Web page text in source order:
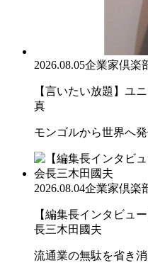
2026.08.05企業家倶楽
【言いたい放題】ユ
真
モンゴルから世界へ
2026.08.04企業家倶楽
【編集長インタビュ
長三木田國夫
流通業の無駄を省き